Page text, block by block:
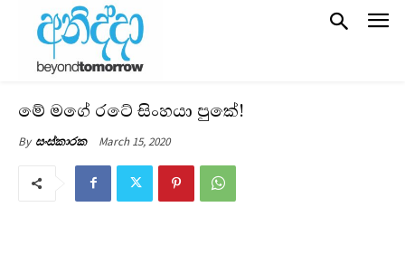
මේ මගේ රටේ සිංහයා පුකේ!
By සංස්කාරක March 15, 2020